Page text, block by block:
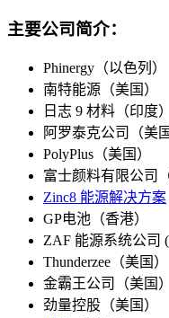
主要公司简介：
Phinergy（以色列）
南特能源（美国）
日志 9 材料（印度）
阿罗泰克公司（美国
PolyPlus（美国）
富士颜料有限公司
Zinc8 能源解决方案
GP电池（香港）
ZAF 能源系统公司
Thunderzee（美国）
金霸王公司（美国）
劲量控股（美国）